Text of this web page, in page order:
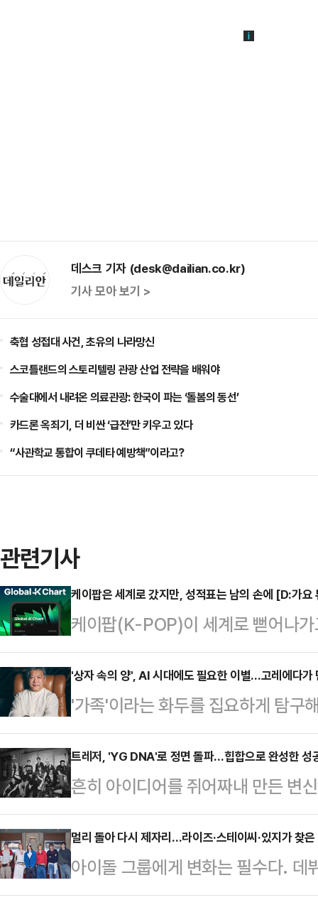
데스크 기자 (desk@dailian.co.kr)
기사 모아 보기 >
축협 성접대 사건, 초유의 나라망신
스코틀랜드의 스토리텔링 관광 산업 전략을 배워야
수술대에서 내려온 의료관광: 한국이 파는 ‘돌봄의 동선’
카드론 옥죄기, 더 비싼 ‘급전’만 키우고 있다
“사관학교 통합이 쿠데타 예방책”이라고?
관련기사
케이팝은 세계로 갔지만, 성적표는 남의 손에 [D:가요
케이팝(K-POP)이 세계로 뻗어나
스트리밍, 유튜브 조회수, 애플뮤직
성과를 설명하는 익숙한 지표가 됐
지며 케이팝은 더 이상 일부 팬덤만
서 당당히 자리 잡고 있다. 그런데
는 성적표가 점점 한국에서 멀어지
르면 지난 1일 중국 텐센트뮤직, 일
트인 ‘글로벌 케…
'상자 속의 양', AI 시대에도 필요한 이별…고레에다
'가족'이라는 화두를 집요하게 탐구
기술 발전의 그늘과 인간의 이기심
를 대신해 한 가정에 입양된 7세 설
야기다. 작품은 가족이 되어가는 과
질 수 있는 존재의 불안을 담아낸
통해 가족의 의미를 다양한 방식으
서 AI와 휴머노이드라는 동시대적
여다…
트레저, 'YG DNA'로 정면 돌파…힙합으로 완성한
흔히 아이디어를 쥐어짜내 만든 변
자각하고 본능을 깨운 변화는 판을
YG를 꿈꾸며 그려왔던 스타일을 6
증거다. 지난 1일 발매한 네 번째
화가 옳았음을 보여준 결정적 분기
멀리 돌아 다시 제자리…라이즈·스테이씨·있지가 찾
아이돌 그룹에게 변화는 필수다. 데
일정한 궤도에 오른 뒤에는 새로운